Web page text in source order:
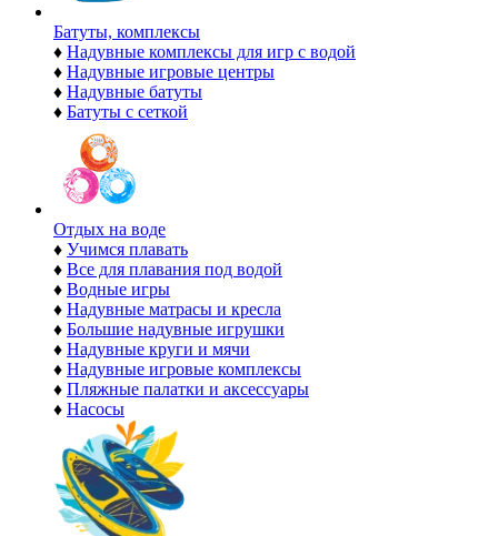
Батуты, комплексы
♦ Надувные комплексы для игр с водой
♦ Надувные игровые центры
♦ Надувные батуты
♦ Батуты с сеткой
Отдых на воде
♦ Учимся плавать
♦ Все для плавания под водой
♦ Водные игры
♦ Надувные матрасы и кресла
♦ Большие надувные игрушки
♦ Надувные круги и мячи
♦ Надувные игровые комплексы
♦ Пляжные палатки и аксессуары
♦ Насосы